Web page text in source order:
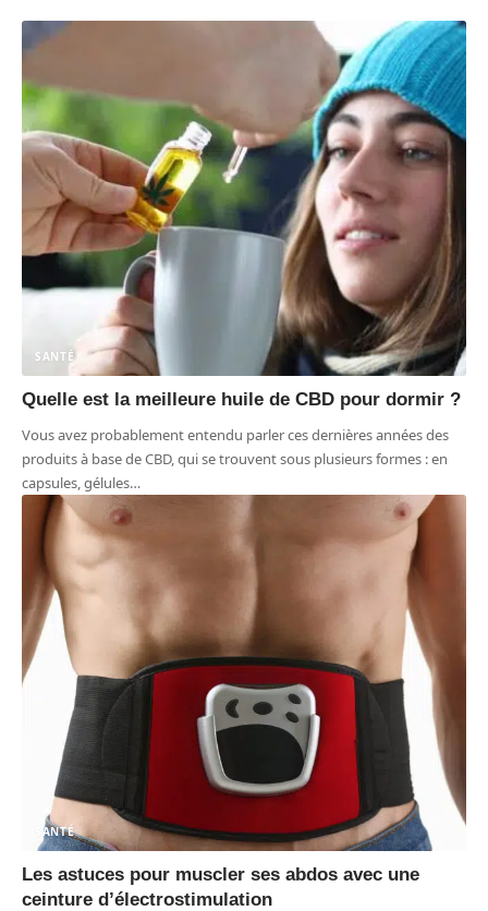
SANTÉ
Quelle est la meilleure huile de CBD pour dormir ?
Vous avez probablement entendu parler ces dernières années des
produits à base de CBD, qui se trouvent sous plusieurs formes : en
capsules, gélules…
SANTÉ
Les astuces pour muscler ses abdos avec une
ceinture d’électrostimulation